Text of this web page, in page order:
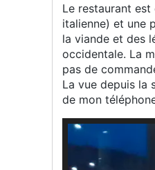
Le restaurant
italienne) et une
la viande et des
occidentale. La
pas de
La vue depuis la
de mon